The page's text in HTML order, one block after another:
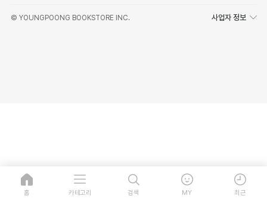
© YOUNGPOONG BOOKSTORE INC. 사업자 정보
홈 카테고리 검색 MY 최근